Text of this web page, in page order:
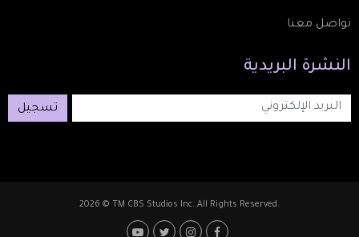
تواصل معنا
النشرة البريدية
تسجيل
2026 © TM CBS Studios Inc. All Rights Reserved.
Footer: Social Media